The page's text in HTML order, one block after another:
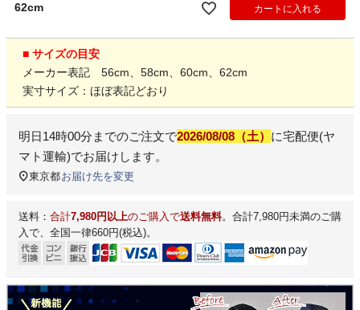
62cm カートに入れる
■ サイズの目安
メーカー表記 56cm、58cm、60cm、62cm
実寸サイズ：ほぼ表記どおり
明日14時00分 までのご注文で2026/08/08（土） に宅配便(ヤ
マト運輸)でお届けします。
東京都お届け先を変更
送料： 合計7,980円以上のご購入で送料無料。合計7,980円未満のご購
入で、全国一律660円(税込)。